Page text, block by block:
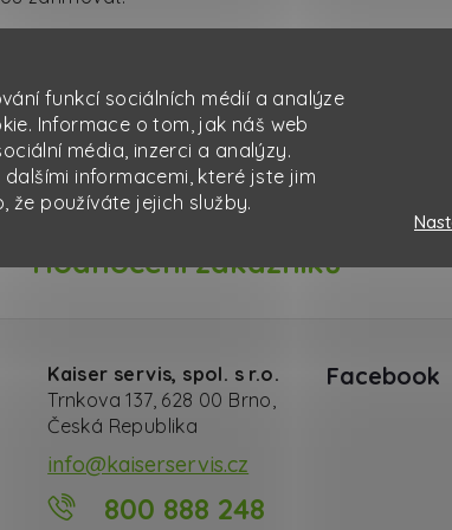
funkcí sociálních médií a analýze
Informace o tom, jak náš web
média, inzerci a analýzy.
informacemi, které jste jim
že používáte jejich služby.
a dusíku a dalších nežádoucích látek.
kontaminantů, jako jsou těžké kovy
a udržení kvality vodního prostředí.
Hodnocení zákazníků
Kaiser servis, spol. s r.o.
Trnkova 137, 628 00 Brno,
Česká Republika
info@kaiserservis.cz
800 888 248
Facebook